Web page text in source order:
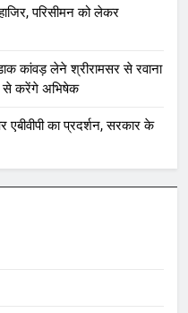
परिसीमन को लेकर
कांवड़ लेने श्रीरामसर से रवाना
से करेंगे अभिषेक
का प्रदर्शन, सरकार के